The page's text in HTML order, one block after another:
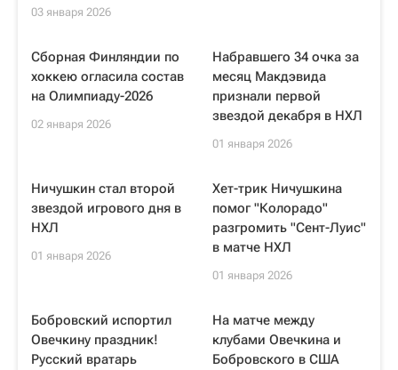
03 января 2026
Сборная Финляндии по
хоккею огласила состав
на Олимпиаду-2026
02 января 2026
Набравшего 34 очка за
месяц Макдэвида
признали первой
звездой декабря в НХЛ
01 января 2026
Ничушкин стал второй
звездой игрового дня в
НХЛ
01 января 2026
Хет-трик Ничушкина
помог "Колорадо"
разгромить "Сент-Луис"
в матче НХЛ
01 января 2026
Бобровский испортил
Овечкину праздник!
Русский вратарь
На матче между
клубами Овечкина и
Бобровского в США